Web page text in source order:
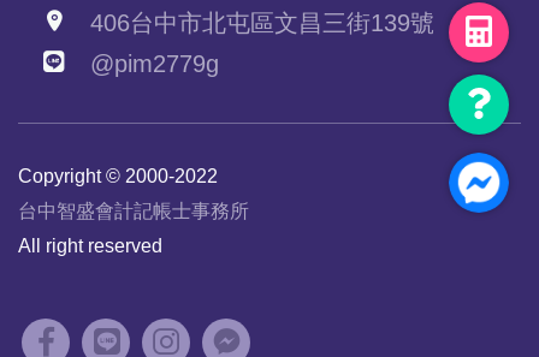
406台中市北屯區文昌三街139號
@pim2779g
Copyright © 2000-2022
台中智盛會計記帳士事務所
All right reserved